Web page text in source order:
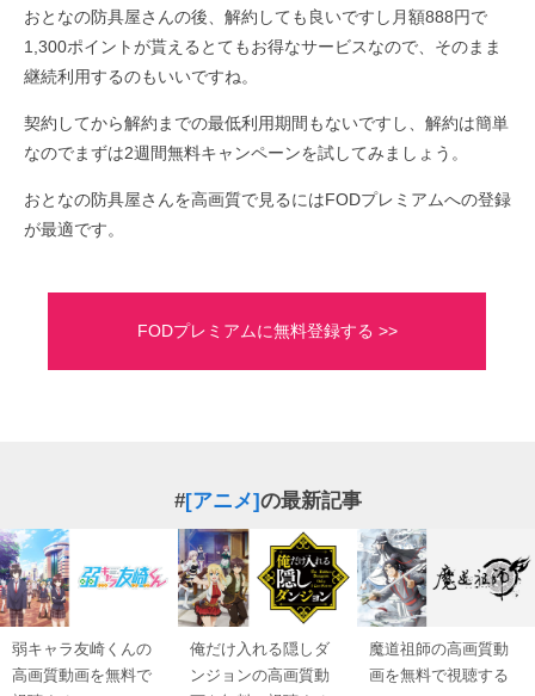
おとなの防具屋さんの後、解約しても良いですし月額888円で
1,300ポイントが貰えるとてもお得なサービスなので、そのまま
継続利用するのもいいですね。
契約してから解約までの最低利用期間もないですし、解約は簡単
なのでまずは2週間無料キャンペーンを試してみましょう。
おとなの防具屋さんを高画質で見るにはFODプレミアムへの登録
が最適です。
FODプレミアムに無料登録する >>
#[アニメ]の最新記事
弱キャラ友崎くんの
高画質動画を無料で
俺だけ入れる隠しダ
ンジョンの高画質動
魔道祖師の高画質動
画を無料で視聴する